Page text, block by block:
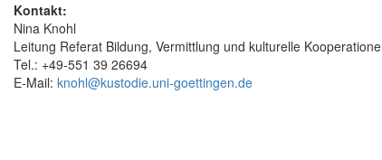
Kontakt:
Nina Knohl
Leitung Referat Bildung, Vermittlung und kulturelle
Tel.: +49-551 39 26694
E-Mail: knohl@kustodie.uni-goettingen.de